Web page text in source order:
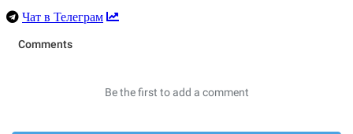
Чат в Телеграм